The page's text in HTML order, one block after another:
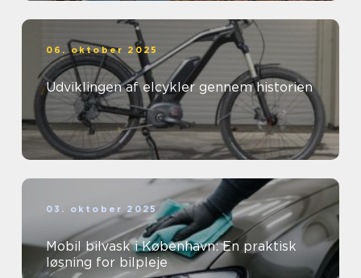
06. oktober 2025
Udviklingen af elcykler gennem historien
03. oktober 2025
Mobil bilvask i København: En praktisk
løsning for bilpleje